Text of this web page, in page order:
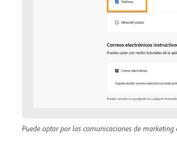
Puede optar por las comunicaciones de